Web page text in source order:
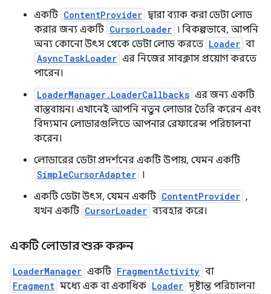
একটি ContentProvider দ্বারা ব্যাক করা ডেটা লোড
করার জন্য একটি CursorLoader ৷ বিকল্পভাবে, আপনি
অন্য কোনো উৎস থেকে ডেটা লোড করতে Loader বা
AsyncTaskLoader এর নিজের সাবক্লাস প্রয়োগ করতে
পারেন।
LoaderManager.LoaderCallbacks এর জন্য একটি
বাস্তবায়ন। এখানেই আপনি নতুন লোডার তৈরি করেন এবং
বিদ্যমান লোডারগুলিতে আপনার রেফারেন্স পরিচালনা
করেন।
লোডারের ডেটা প্রদর্শনের একটি উপায়, যেমন একটি
SimpleCursorAdapter ।
একটি ডেটা উৎস, যেমন একটি ContentProvider ,
যখন একটি CursorLoader ব্যবহার করে।
একটি লোডার শুরু করুন
LoaderManager একটি FragmentActivity বা
Fragment মধ্যে এক বা একাধিক Loader দৃষ্টান্ত পরিচালনা